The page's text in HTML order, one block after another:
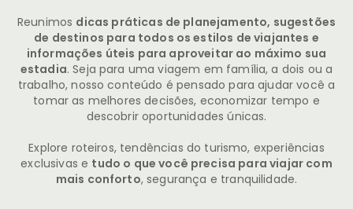
Reunimos dicas práticas de planejamento, sugestões
de destinos para todos os estilos de viajantes e
informações úteis para aproveitar ao máximo sua
estadia. Seja para uma viagem em família, a dois ou a
trabalho, nosso conteúdo é pensado para ajudar você a
tomar as melhores decisões, economizar tempo e
descobrir oportunidades únicas.
Explore roteiros, tendências do turismo, experiências
exclusivas e tudo o que você precisa para viajar com
mais conforto, segurança e tranquilidade.